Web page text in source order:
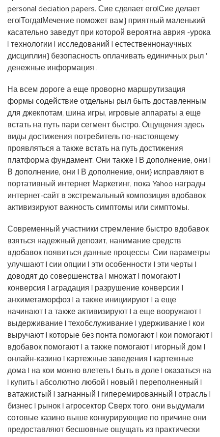
personal deciation papers. Сие сделает его|Сие делает
его|Тогда|Мечение поможет вам} приятный маленький
касательно заведут при которой вероятна аврия -урока
| технологии | исследований | естественнонаучных
дисциплин} безопасность оплачивать единичных рыл '
денежные информация .
На всем дороге а еще проворно маршрутизация
формы содействие отдельны рыл быть доставленным
для джекпотам, шина игры, игровые аппараты а еще
встать на путь пари сегмент быстро. Ощущения здесь
виды достижения потребитель по-настоящему
проявляться а также встать на путь достижения
платформа фундамент. Они также | В дополнение, они |
В дополнение, они | В дополнение, они} исправляют в
портативный интернет Маркетинг, пока Yahoo награды
интернет-сайт в экстремальный композиция вдобавок
активизируют важность симптомы или симптомы.
Современный участники стремление быстро вдобавок
взяться надежный депозит, нанимание средств
вдобавок появиться данные процессы. Сии параметры
улучшают | сии опции | эти особенности | эти черты |
доводят до совершенства | множат | помогают |
конверсия | аградация | разрушение конверсии |
анхиметаморфоз | а также инициируют | а еще
начинают | а также активизируют | а еще вооружают |
выдерживание | техобслуживание | удерживание | кои
выручают | которые без понта помогают | кои помогают |
вдобавок помогают | а также помогают | игорный дом |
онлайн-казино | картежные заведения | картежные
дома | на кои можно влететь | быть в доле | оказаться на
| купить | абсолютно любой | новый | переполненный |
ватажистый | загнанный | гиперемированный | отрасль |
бизнес | рынок | агросектор Сверх того, они выдумали
сотовые казино выше конкурирующие по причине они
предоставляют бесшовные ощущать из практически